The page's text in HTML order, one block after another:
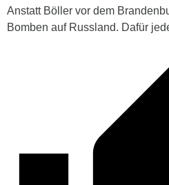
Anstatt Böller vor dem
Bomben auf Russland. Dafür